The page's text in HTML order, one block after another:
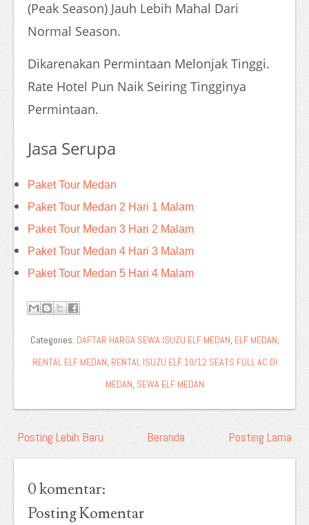
(Peak Season) Jauh Lebih Mahal Dari
Normal Season.
Dikarenakan Permintaan Melonjak Tinggi.
Rate Hotel Pun Naik Seiring Tingginya
Permintaan.
Jasa Serupa
Paket Tour Medan
Paket Tour Medan 2 Hari 1 Malam
Paket Tour Medan 3 Hari 2 Malam
Paket Tour Medan 4 Hari 3 Malam
Paket Tour Medan 5 Hari 4 Malam
Categories: DAFTAR HARGA SEWA ISUZU ELF MEDAN, ELF MEDAN,
RENTAL ELF MEDAN, RENTAL ISUZU ELF 10/12 SEATS FULL AC DI
MEDAN, SEWA ELF MEDAN
Posting Lebih Baru Posting Lama
Beranda
0 komentar:
Posting Komentar